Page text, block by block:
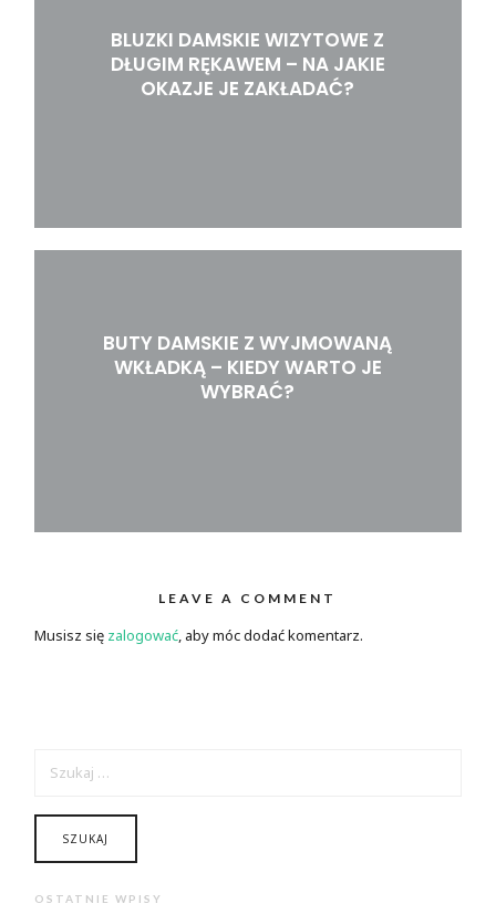
BLUZKI DAMSKIE WIZYTOWE Z
DŁUGIM RĘKAWEM – NA JAKIE
OKAZJE JE ZAKŁADAĆ?
BUTY DAMSKIE Z WYJMOWANĄ
WKŁADKĄ – KIEDY WARTO JE
WYBRAĆ?
LEAVE A COMMENT
Musisz się zalogować, aby móc dodać komentarz.
OSTATNIE WPISY